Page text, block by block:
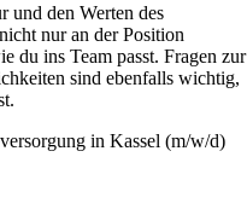
und den Werten des
nur an der Position
du ins Team passt. Fragen zur
sind ebenfalls wichtig,
in Kassel (m/w/d)